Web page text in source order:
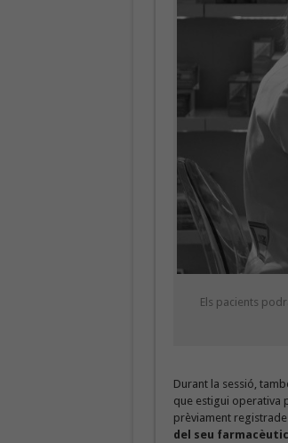
Els pacients
Durant la sessió,
que estigui operativa
prèviament
del seu